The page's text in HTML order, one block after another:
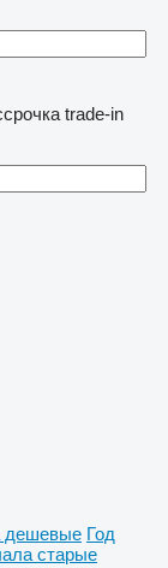
trade-in
дешевые Год
старые